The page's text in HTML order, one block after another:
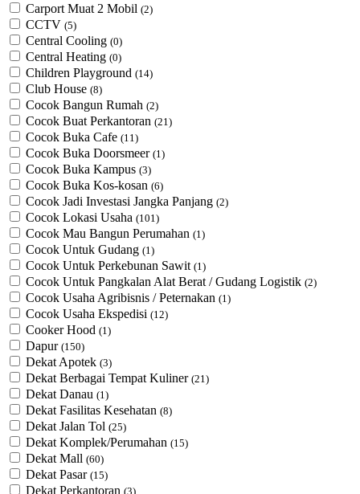
Carport Muat 2 Mobil (2)
CCTV (5)
Central Cooling (0)
Central Heating (0)
Children Playground (14)
Club House (8)
Cocok Bangun Rumah (2)
Cocok Buat Perkantoran (21)
Cocok Buka Cafe (11)
Cocok Buka Doorsmeer (1)
Cocok Buka Kampus (3)
Cocok Buka Kos-kosan (6)
Cocok Jadi Investasi Jangka Panjang (2)
Cocok Lokasi Usaha (101)
Cocok Mau Bangun Perumahan (1)
Cocok Untuk Gudang (1)
Cocok Untuk Perkebunan Sawit (1)
Cocok Untuk ​Pangkalan Alat Berat / Gudang Logistik (2)
Cocok Usaha Agribisnis / Peternakan (1)
Cocok Usaha Ekspedisi (12)
Cooker Hood (1)
Dapur (150)
Dekat Apotek (3)
Dekat Berbagai Tempat Kuliner (21)
Dekat Danau (1)
Dekat Fasilitas Kesehatan (8)
Dekat Jalan Tol (25)
Dekat Komplek/Perumahan (15)
Dekat Mall (60)
Dekat Pasar (15)
Dekat Perkantoran (3)